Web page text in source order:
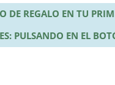
DE REGALO EN TU
PULSANDO EN EL